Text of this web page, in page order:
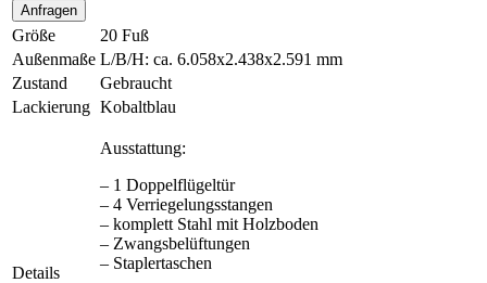
Anfragen
Größe
20 Fuß
Außenmaße L/B/H: ca. 6.058x2.438x2.591 mm
Zustand
Gebraucht
Lackierung Kobaltblau
Details
Ausstattung:
– 1 Doppelflügeltür
– 4 Verriegelungsstangen
– komplett Stahl mit Holzboden
– Zwangsbelüftungen
– Staplertaschen